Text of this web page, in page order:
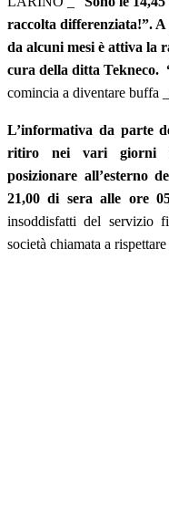
raccolta differenziata!”.
da alcuni mesi è attiva la
cura della ditta Tekneco.
comincia a diventare buffa
L’informativa da parte
ritiro nei vari giorni
posizionare all’esterno
21,00 di sera alle ore
insoddisfatti del servizio
società chiamata a